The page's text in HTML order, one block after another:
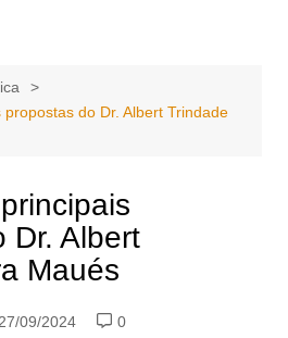
do Dr. Albert Trindade
Dr. Albert
Maués
27/09/2024
0